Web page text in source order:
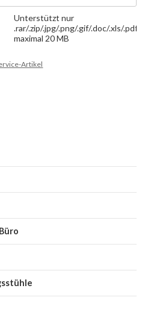
Unterstützt nur
.rar/.zip/.jpg/.png/.gif/.doc/.xls/.pdf,
maximal 20 MB
Artikel